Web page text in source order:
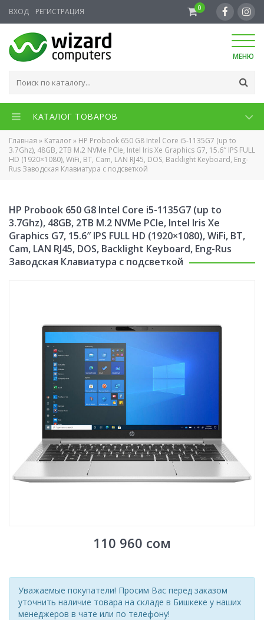
ВХОД РЕГИСТРАЦИЯ 0
МЕНЮ
КАТАЛОГ ТОВАРОВ
Главная » Каталог» HP Probook 650 G8 Intel Core i5-1135G7 (up to
3.7Ghz), 48GB, 2TB M.2 NVMe PCIe, Intel Iris Xe Graphics G7, 15.6″ IPS FULL
HD (1920×1080), WiFi, BT, Cam, LAN RJ45, DOS, Backlight Keyboard, Eng-
Rus Заводская Клавиатура с подсветкой
HP Probook 650 G8 Intel Core i5-1135G7 (up to
3.7Ghz), 48GB, 2TB M.2 NVMe PCIe, Intel Iris Xe
Graphics G7, 15.6″ IPS FULL HD (1920×1080), WiFi, BT,
Cam, LAN RJ45, DOS, Backlight Keyboard, Eng-Rus
Заводская Клавиатура с подсветкой
110 960 сом
Уважаемые покупатели! Просим Вас перед заказом
уточнить наличие товара на складе в Бишкеке у наших
менеджеров в чате или по телефону!